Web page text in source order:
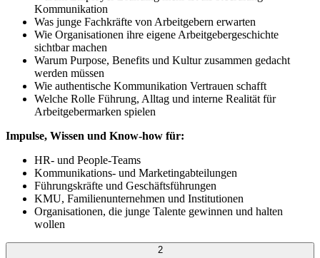
Kommunikation
Was junge Fachkräfte von Arbeitgebern erwarten
Wie Organisationen ihre eigene Arbeitgebergeschichte
sichtbar machen
Warum Purpose, Benefits und Kultur zusammen gedacht
werden müssen
Wie authentische Kommunikation Vertrauen schafft
Welche Rolle Führung, Alltag und interne Realität für
Arbeitgebermarken spielen
Impulse, Wissen und Know-how für:
HR- und People-Teams
Kommunikations- und Marketingabteilungen
Führungskräfte und Geschäftsführungen
KMU, Familienunternehmen und Institutionen
Organisationen, die junge Talente gewinnen und halten
wollen
2